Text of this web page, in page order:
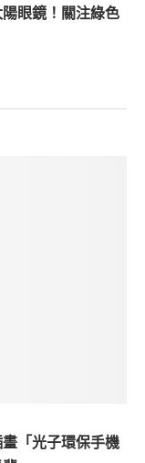
眼鏡！關注綠色
「光子環保手機